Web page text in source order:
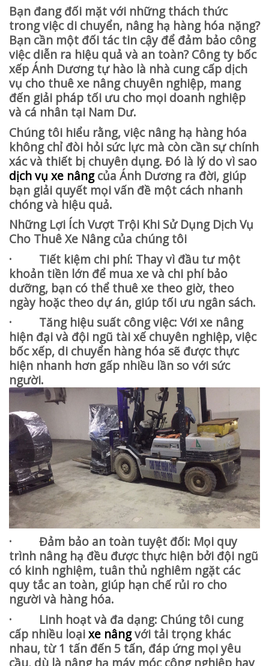
Bạn đang đối mặt với những thách thức
trong việc di chuyển, nâng hạ hàng hóa nặng?
Bạn cần một đối tác tin cậy để đảm bảo công
việc diễn ra hiệu quả và an toàn? Công ty bốc
xếp Ánh Dương tự hào là nhà cung cấp dịch
vụ cho thuê xe nâng chuyên nghiệp, mang
đến giải pháp tối ưu cho mọi doanh nghiệp
và cá nhân tại Nam Dư.
Chúng tôi hiểu rằng, việc nâng hạ hàng hóa
không chỉ đòi hỏi sức lực mà còn cần sự chính
xác và thiết bị chuyên dụng. Đó là lý do vì sao
dịch vụ xe nângcủa Ánh Dương ra đời, giúp
bạn giải quyết mọi vấn đề một cách nhanh
chóng và hiệu quả.
Những Lợi Ích Vượt Trội Khi Sử Dụng Dịch Vụ
Cho Thuê Xe Nâng của chúng tôi
· Tiết kiệm chi phí: Thay vì đầu tư một
khoản tiền lớn để mua xe và chi phí bảo
dưỡng, bạn có thể thuê xe theo giờ, theo
ngày hoặc theo dự án, giúp tối ưu ngân sách.
· Tăng hiệu suất công việc: Với xe nâng
hiện đại và đội ngũ tài xế chuyên nghiệp, việc
bốc xếp, di chuyển hàng hóa sẽ được thực
hiện nhanh hơn gấp nhiều lần so với sức
người.
· Đảm bảo an toàn tuyệt đối: Mọi quy
trình nâng hạ đều được thực hiện bởi đội ngũ
có kinh nghiệm, tuân thủ nghiêm ngặt các
quy tắc an toàn, giúp hạn chế rủi ro cho
người và hàng hóa.
· Linh hoạt và đa dạng: Chúng tôi cung
cấp nhiều loạixe nângvới tải trọng khác
nhau, từ 1 tấn đến 5 tấn, đáp ứng mọi yêu
cầu, dù là nâng hạ máy móc công nghiệp hay